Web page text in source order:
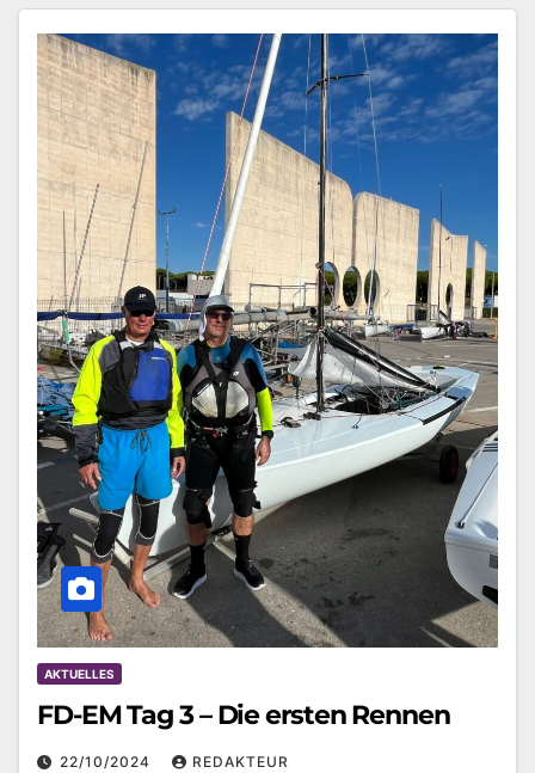
AKTUELLES
FD-EM Tag 3 – Die ersten Rennen
22/10/2024 REDAKTEUR